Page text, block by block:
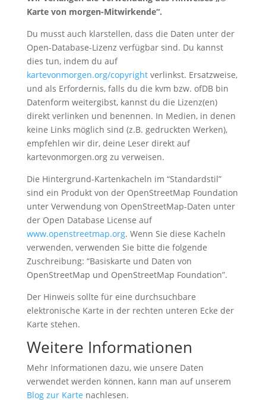
Karte von morgen-Mitwirkende“.
Du musst auch klarstellen, dass die Daten unter der
Open-Database-Lizenz verfügbar sind. Du kannst
dies tun, indem du auf
kartevonmorgen.org/copyrightverlinkst. Ersatzweise,
und als Erfordernis, falls du die kvm bzw. ofDB bin
Datenform weitergibst, kannst du die Lizenz(en)
direkt verlinken und benennen. In Medien, in denen
keine Links möglich sind (z.B. gedruckten Werken),
empfehlen wir dir, deine Leser direkt auf
kartevonmorgen.org zu verweisen.
Die Hintergrund-Kartenkacheln im “Standardstil”
sind ein Produkt von der OpenStreetMap Foundation
unter Verwendung von OpenStreetMap-Daten unter
der Open Database License auf
www.openstreetmap.org. Wenn Sie diese Kacheln
verwenden, verwenden Sie bitte die folgende
Zuschreibung: “Basiskarte und Daten von
OpenStreetMap und OpenStreetMap Foundation”.
Der Hinweis sollte für eine durchsuchbare
elektronische Karte in der rechten unteren Ecke der
Karte stehen.
Weitere Informationen
Mehr Informationen dazu, wie unsere Daten
verwendet werden können, kann man auf unserem
Blog zur Karte nachlesen.